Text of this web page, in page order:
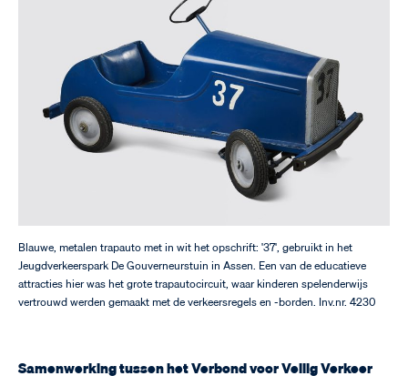
Blauwe, metalen trapauto met in wit het opschrift: '37', gebruikt in het
Jeugdverkeerspark De Gouverneurstuin in Assen. Een van de educatieve
attracties hier was het grote trapautocircuit, waar kinderen spelenderwijs
vertrouwd werden gemaakt met de verkeersregels en -borden. Inv.nr. 4230
Samenwerking tussen het Verbond voor Veilig Verkeer